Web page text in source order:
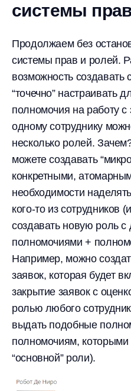
системы
Продолжаем без
системы прав и ролей.
возможность создавать
“точечно” настраивать
полномочия на работу с
одному сотруднику
несколько ролей.
можете создавать
конкретными,
необходимости
кого-то из сотрудников
создавать новую роль
полномочиями +
Например, можно
заявок, которая будет
закрытие заявок с
ролью любого
выдать подобные
полномочиям,
“основной” роли).